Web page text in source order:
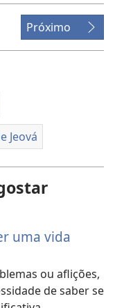
Próximo
Jeová
uma vida
ou aflições,
de saber se